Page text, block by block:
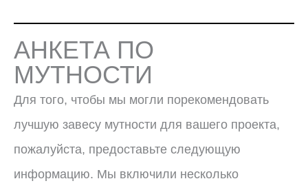
АНКЕТА ПО
МУТНОСТИ
Для того, чтобы мы могли порекомендовать
лучшую завесу мутности для вашего проекта,
пожалуйста, предоставьте следующую
информацию. Мы включили несколько